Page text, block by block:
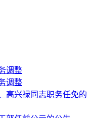
调整
调整
高兴禄同志职务任免的